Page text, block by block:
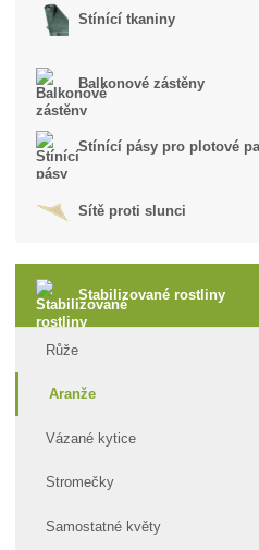
Stínící tkaniny
Balkonové zástěny
Stínící pásy pro plotové
Sítě proti slunci
Stabilizované rostliny
Růže
Aranže
Vázané kytice
Stromečky
Samostatné květy